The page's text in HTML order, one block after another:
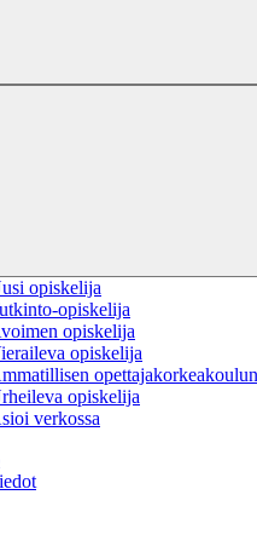
opiskelija
opiskelija
opiskelija
opiskelija
opiskelija
verkossa